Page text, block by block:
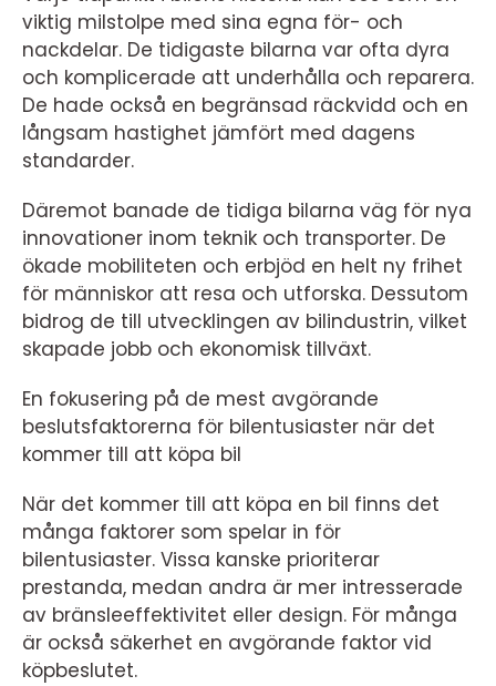
viktig milstolpe med sina egna för- och
nackdelar. De tidigaste bilarna var ofta dyra
och komplicerade att underhålla och reparera.
De hade också en begränsad räckvidd och en
långsam hastighet jämfört med dagens
standarder.
Däremot banade de tidiga bilarna väg för nya
innovationer inom teknik och transporter. De
ökade mobiliteten och erbjöd en helt ny frihet
för människor att resa och utforska. Dessutom
bidrog de till utvecklingen av bilindustrin, vilket
skapade jobb och ekonomisk tillväxt.
En fokusering på de mest avgörande
beslutsfaktorerna för bilentusiaster när det
kommer till att köpa bil
När det kommer till att köpa en bil finns det
många faktorer som spelar in för
bilentusiaster. Vissa kanske prioriterar
prestanda, medan andra är mer intresserade
av bränsleeffektivitet eller design. För många
är också säkerhet en avgörande faktor vid
köpbeslutet.